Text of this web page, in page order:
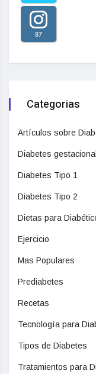
87
Categorias
Artículos sobre
Diabetes gestacional
Diabetes Tipo 1
Diabetes Tipo 2
Dietas para
Ejercicio
Mas Populares
Prediabetes
Recetas
Tecnología para
Tipos de Diabetes
Tratamientos para